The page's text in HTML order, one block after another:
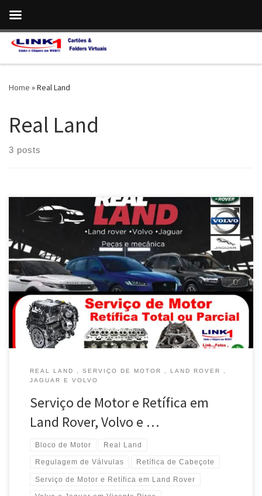
Skip to content
Home »Real Land
Real Land
3 posts
REAL LAND , SERVIÇO DE MOTOR , LAND ROVER ,
JAGUAR E VOLVO
Serviço de Motor e Retífica em
Land Rover, Volvo e …
Bloco de Motor Real Land
Regulagem de Válvulas Retífica de Cabeçote
Serviço de Motor e Retífica em Land Rover